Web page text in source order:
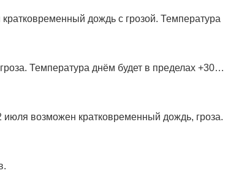
дождь с грозой. Температура
Температура днём будет в пределах +30…
июля возможен кратковременный дождь, гроза.